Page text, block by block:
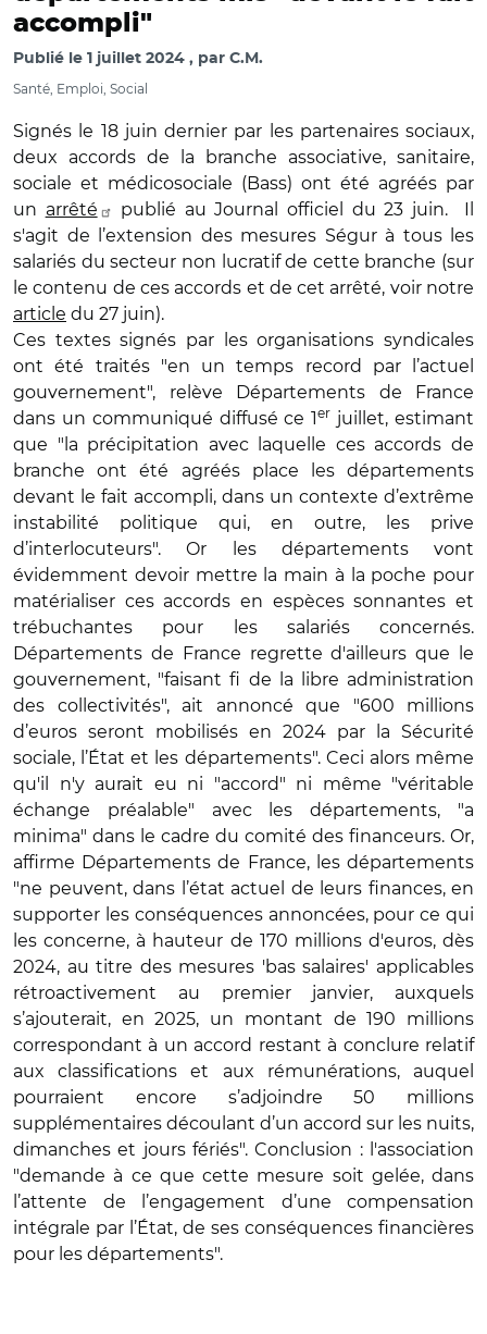
accompli"
Publié le 1 juillet 2024 par C.M.
Santé, Emploi, Social
Signés le 18 juin dernier par les partenaires sociaux,
deux accords de la branche associative, sanitaire,
sociale et médicosociale (Bass) ont été agréés par
un arrêté
publié au Journal officiel du 23 juin. Il
s'agit de l’extension des mesures Ségur à tous les
salariés du secteur non lucratif de cette branche (sur
le contenu de ces accords et de cet arrêté, voir notre
article du 27 juin).
Ces textes signés par les organisations syndicales
ont été traités "en un temps record par l’actuel
gouvernement", relève Départements de France
dans un communiqué diffusé ce 1er juillet, estimant
que "la précipitation avec laquelle ces accords de
branche ont été agréés place les départements
devant le fait accompli, dans un contexte d’extrême
instabilité politique qui, en outre, les prive
d’interlocuteurs". Or les départements vont
évidemment devoir mettre la main à la poche pour
matérialiser ces accords en espèces sonnantes et
trébuchantes pour les salariés concernés.
Départements de France regrette d'ailleurs que le
gouvernement, "faisant fi de la libre administration
des collectivités", ait annoncé que "600 millions
d’euros seront mobilisés en 2024 par la Sécurité
sociale, l’État et les départements". Ceci alors même
qu'il n'y aurait eu ni "accord" ni même "véritable
échange préalable" avec les départements, "a
minima" dans le cadre du comité des financeurs. Or,
affirme Départements de France, les départements
"ne peuvent, dans l’état actuel de leurs finances, en
supporter les conséquences annoncées, pour ce qui
les concerne, à hauteur de 170 millions d'euros, dès
2024, au titre des mesures 'bas salaires' applicables
rétroactivement au premier janvier, auxquels
s’ajouterait, en 2025, un montant de 190 millions
correspondant à un accord restant à conclure relatif
aux classifications et aux rémunérations, auquel
pourraient encore s’adjoindre 50 millions
supplémentaires découlant d’un accord sur les nuits,
dimanches et jours fériés". Conclusion : l'association
"demande à ce que cette mesure soit gelée, dans
l’attente de l’engagement d’une compensation
intégrale par l’État, de ses conséquences financières
pour les départements".